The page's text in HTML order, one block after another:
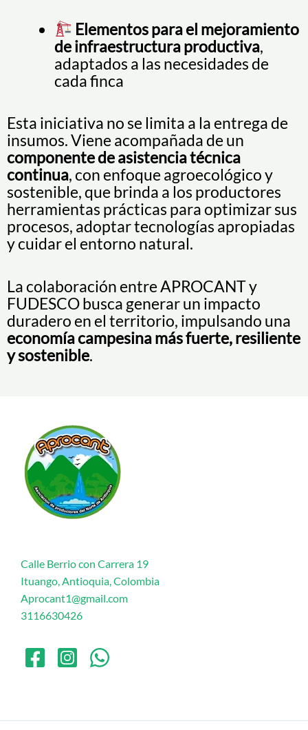
Elementos para el mejoramiento
de infraestructura productiva,
adaptados a las necesidades de
cada finca
Esta iniciativa no se limita a la entrega de
insumos. Viene acompañada de un
componente de asistencia técnica
continua, con enfoque agroecológico y
sostenible, que brinda a los productores
herramientas prácticas para optimizar sus
procesos, adoptar tecnologías apropiadas
y cuidar el entorno natural.
La colaboración entre APROCANT y
FUDESCO busca generar un impacto
duradero en el territorio, impulsando una
economía campesina más fuerte, resiliente
y sostenible.
Calle Berrio con Carrera 19
Ituango, Antioquia, Colombia
Aprocant1@gmail.com
3116630426